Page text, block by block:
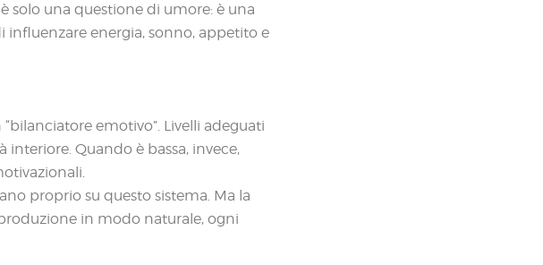
solo una questione di umore: è una
influenzare energia, sonno, appetito e
emotivo”. Livelli adeguati
interiore. Quando è bassa, invece,
proprio su questo sistema. Ma la
in modo naturale, ogni